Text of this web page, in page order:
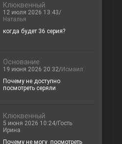
Клюквенный
12 июля 2026 13:43/
Наталья
когда будет 36 серия?
Основание
19 июня 2026 20:32/Исмаил
Почему не доступно
посмотреть серяли
Клюквенный
5 июня 2026 10:24/Гость
Ирина
Почему не могу посмотреть